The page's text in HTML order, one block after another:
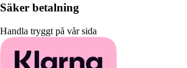
Säker betalning
Handla tryggt på vår sida